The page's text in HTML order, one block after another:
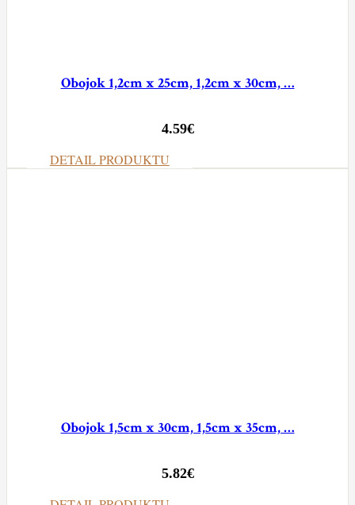
Obojok 1,2cm x 25cm, 1,2cm x 30cm, …
4.59€
DETAIL PRODUKTU
Obojok 1,5cm x 30cm, 1,5cm x 35cm, …
5.82€